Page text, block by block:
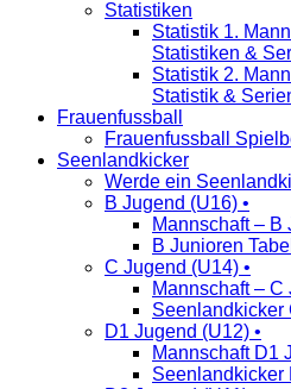
Statistiken
Statistik 1.
Statistiken &
Statistik 2.
Statistik &
Frauenfussball
Frauenfussball
Seenlandkicker
Werde ein
B Jugend (U16) •
Mannschaft – B
B Junioren
C Jugend (U14) •
Mannschaft –
Seenlandkicker
D1 Jugend (U12) •
Mannschaft D1
Seenlandkicker